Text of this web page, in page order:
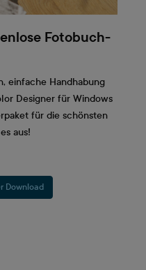
Fotobuch-
einfache Handhabung
Designer für Windows
für die schönsten
aus!
Download